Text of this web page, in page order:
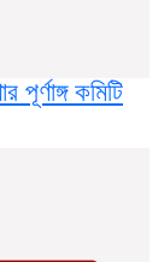
পূর্ণাঙ্গ কমিটি